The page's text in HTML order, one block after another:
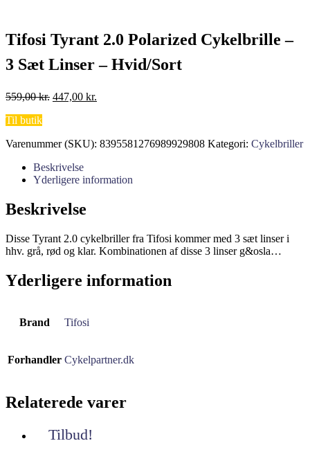
Tifosi Tyrant 2.0 Polarized Cykelbrille –
3 Sæt Linser – Hvid/Sort
559,00kr. Den
559,00 kr..
447,00 kr.
447,00 kr..
Til butik
Varenummer (SKU): 8395581276989929808 Kategori: Cykelbriller
Beskrivelse
Yderligere information
Beskrivelse
Disse Tyrant 2.0 cykelbriller fra Tifosi kommer med 3 sæt linser i
hhv. grå, rød og klar. Kombinationen af disse 3 linser g&osla…
Yderligere information
Brand Tifosi
Forhandler Cykelpartner.dk
Relaterede varer
Tilbud!